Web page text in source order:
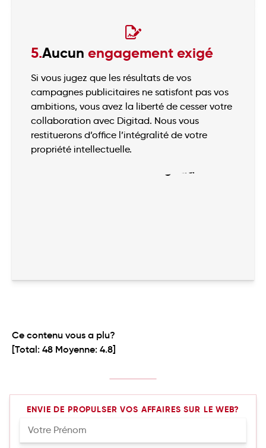
5.Aucun engagement exigé
Si vous jugez que les résultats de vos
campagnes publicitaires ne satisfont pas vos
ambitions, vous avez la liberté de cesser votre
collaboration avec Digitad. Nous vous
restituerons d’office l’intégralité de votre
propriété intellectuelle.
Ce contenu vous a plu?
[Total: 48 Moyenne: 4.8]
ENVIE DE PROPULSER VOS AFFAIRES SUR LE WEB?